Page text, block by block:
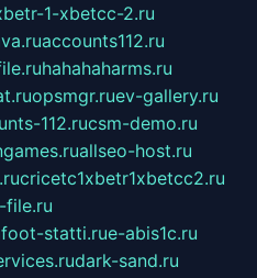
1-xbetcc-2.ru
accounts112.ru
hahahaharms.ru
opsmgr.ruev-gallery.ru
112.rucsm-demo.ru
allseo-host.ru
cricetc1xbetr1xbetcc2.ru
file.ru
statti.rue-abis1c.ru
dark-sand.ru